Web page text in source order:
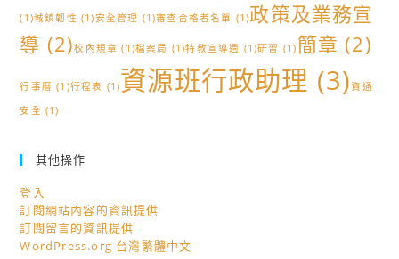
(1)城鎮韌性 (1)安全管理 (1)審查合格者名單 (1)政策及業務宣
導 (2)校內規章 (1)檔案局 (1)特教宣導週 (1)研習 (1) 簡章 (2)
行事曆 (1)行程表 (1)資源班行政助理 (3)資通
安全 (1)
其他操作
登入
訂閱網站內容的資訊提供
訂閱留言的資訊提供
WordPress.org 台灣繁體中文